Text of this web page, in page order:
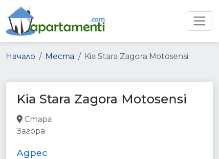
Начало Места Kia Stara Zagora Motosensi
Kia Stara Zagora Motosensi
Стара
Загора
Адрес